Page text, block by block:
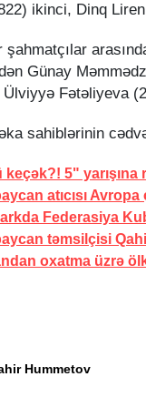
ikinci, Dinq
şahmatçılar
Günay
Fətəliyeva
sahiblərinin
5" yarışına
atıcısı
Federasiya
təmsilçisi
oxatma üzrə
Hummetov